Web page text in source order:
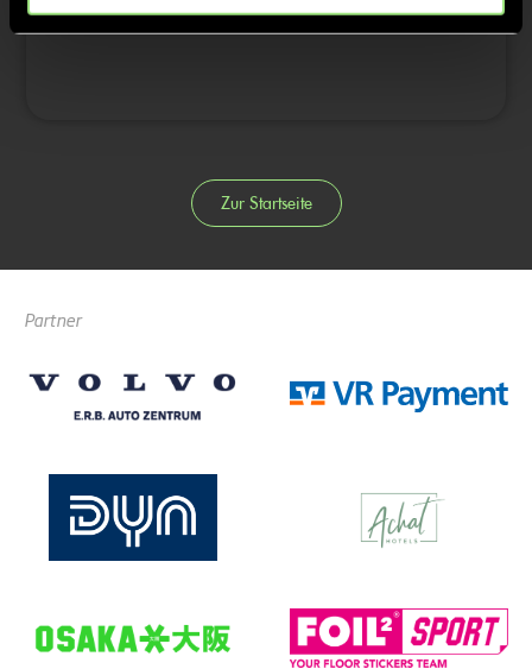
Zur Startseite
Partner